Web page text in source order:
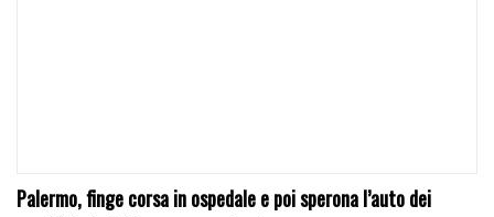
Palermo, finge corsa in ospedale e poi sperona l’auto dei